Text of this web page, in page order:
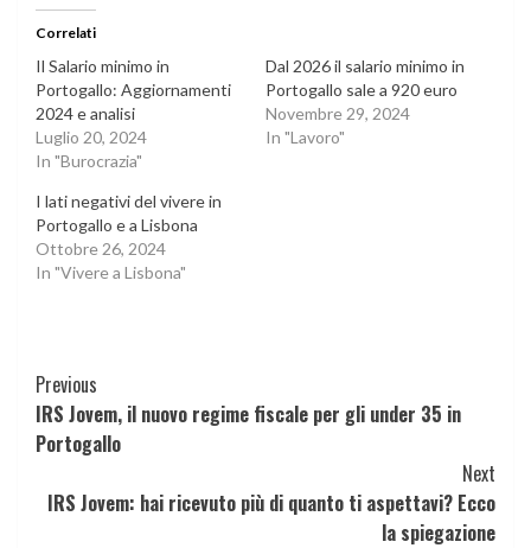
Correlati
Il Salario minimo in
Portogallo: Aggiornamenti
2024 e analisi
Luglio 20, 2024
In "Burocrazia"
Dal 2026 il salario minimo in
Portogallo sale a 920 euro
Novembre 29, 2024
In "Lavoro"
I lati negativi del vivere in
Portogallo e a Lisbona
Ottobre 26, 2024
In "Vivere a Lisbona"
Continue
Reading
Previous
IRS Jovem, il nuovo regime fiscale per gli under 35 in
Portogallo
Next
IRS Jovem: hai ricevuto più di quanto ti aspettavi? Ecco
la spiegazione